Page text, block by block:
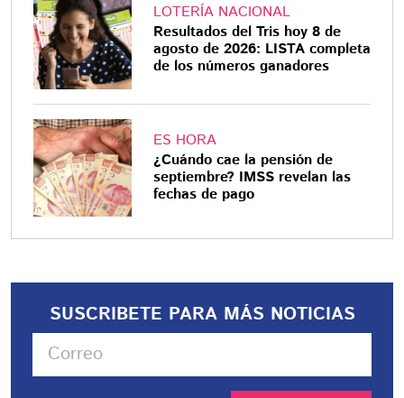
LOTERÍA NACIONAL
Resultados del Tris hoy 8 de
agosto de 2026: LISTA completa
de los números ganadores
ES HORA
¿Cuándo cae la pensión de
septiembre? IMSS revelan las
fechas de pago
SUSCRIBETE PARA MÁS NOTICIAS